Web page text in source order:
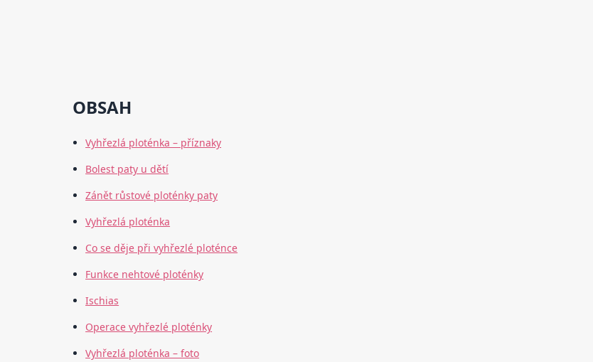
OBSAH
Vyhřezlá ploténka – příznaky
Bolest paty u dětí
Zánět růstové ploténky paty
Vyhřezlá ploténka
Co se děje při vyhřezlé ploténce
Funkce nehtové ploténky
Ischias
Operace vyhřezlé ploténky
Vyhřezlá ploténka – foto